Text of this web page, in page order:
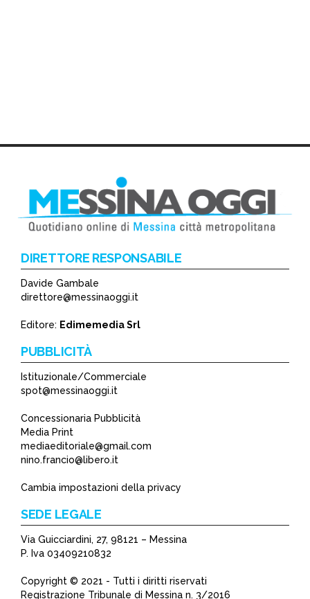
DIRETTORE RESPONSABILE
Davide Gambale
direttore@messinaoggi.it
Editore: Edimemedia Srl
PUBBLICITÀ
Istituzionale/Commerciale
spot@messinaoggi.it
Concessionaria Pubblicità
Media Print
mediaeditoriale@gmail.com
nino.francio@libero.it
Cambia impostazioni della privacy
SEDE LEGALE
Via Guicciardini, 27, 98121 – Messina
P. Iva 03409210832
Copyright © 2021 - Tutti i diritti riservati
Registrazione Tribunale di Messina n. 3/2016